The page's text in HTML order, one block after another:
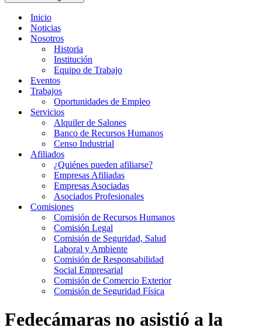
Inicio
Noticias
Nosotros
Historia
Institución
Equipo de Trabajo
Eventos
Trabajos
Oportunidades de Empleo
Servicios
Alquiler de Salones
Banco de Recursos Humanos
Censo Industrial
Afiliados
¿Quiénes pueden afiliarse?
Empresas Afiliadas
Empresas Asociadas
Asociados Profesionales
Comisiones
Comisión de Recursos Humanos
Comisión Legal
Comisión de Seguridad, Salud
Laboral y Ambiente
Comisión de Responsabilidad
Social Empresarial
Comisión de Comercio Exterior
Comisión de Seguridad Física
Fedecámaras no asistió a la